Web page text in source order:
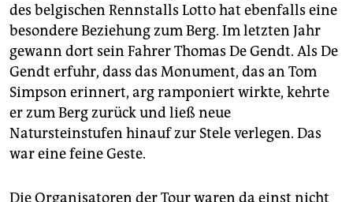
des belgischen Rennstalls Lotto hat ebenfalls eine
besondere Beziehung zum Berg. Im letzten Jahr
gewann dort sein Fahrer Thomas De Gendt. Als De
Gendt erfuhr, dass das Monument, das an Tom
Simpson erinnert, arg ramponiert wirkte, kehrte
er zum Berg zurück und ließ neue
Natursteinstufen hinauf zur Stele verlegen. Das
war eine feine Geste.
Die Organisatoren der Tour waren da einst nicht